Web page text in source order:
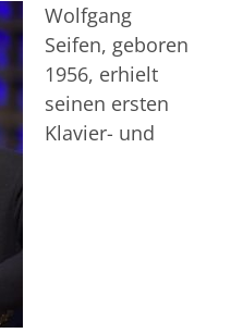
Wolfgang
Seifen, geboren
1956, erhielt
seinen ersten
Klavier- und